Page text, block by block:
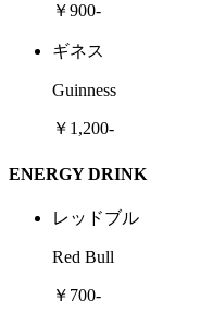
￥900-
ギネス
Guinness
￥1,200-
ENERGY DRINK
レッドブル
Red Bull
￥700-